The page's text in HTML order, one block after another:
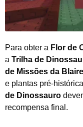
Para obter a Flor de
a Trilha de
de Missões da Blaire
e plantas pré-
de Dinossauro
recompensa final.